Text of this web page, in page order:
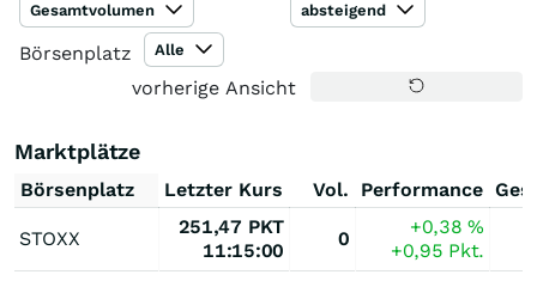
Gesamtvolumen absteigend
Börsenplatz Alle
vorherige Ansicht
Marktplätze
Börsenplatz Letzter Kurs Vol. Performance
STOXX
251,47 PKT
11:15:00
0
+0,38%
+0,95 Pkt.